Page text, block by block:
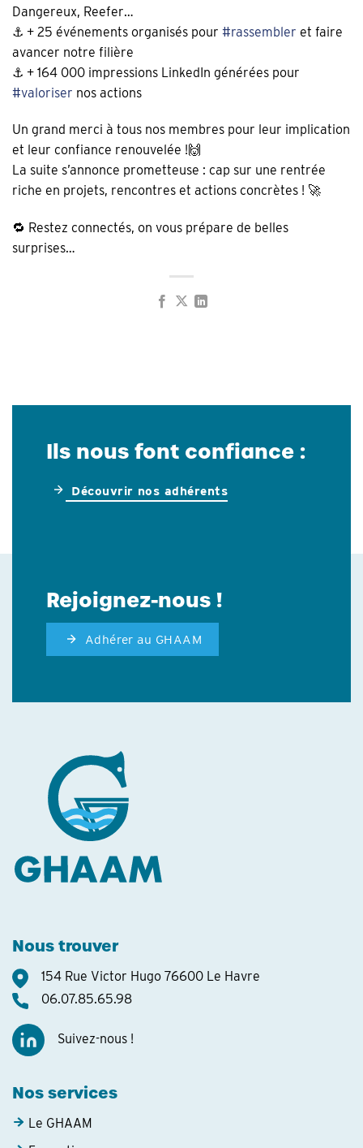
Dangereux, Reefer…
⚓ + 25 événements organisés pour #rassembler et faire
avancer notre filière
⚓ + 164 000 impressions LinkedIn générées pour
#valoriser nos actions
Un grand merci à tous nos membres pour leur implication
et leur confiance renouvelée !🙌
La suite s’annonce prometteuse : cap sur une rentrée
riche en projets, rencontres et actions concrètes ! 🚀
🔁 Restez connectés, on vous prépare de belles
surprises…
Ils nous font confiance :
Découvrir nos adhérents
Rejoignez-nous !
Adhérer au GHAAM
Nous trouver
154 Rue Victor Hugo 76600 Le Havre
06.07.85.65.98
Suivez-nous !
Nos services
Le GHAAM